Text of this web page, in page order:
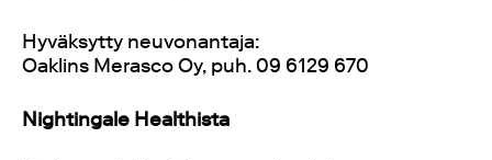
Hyväksytty neuvonantaja:
Oaklins Merasco Oy, puh. 09 6129 670
Nightingale Healthista